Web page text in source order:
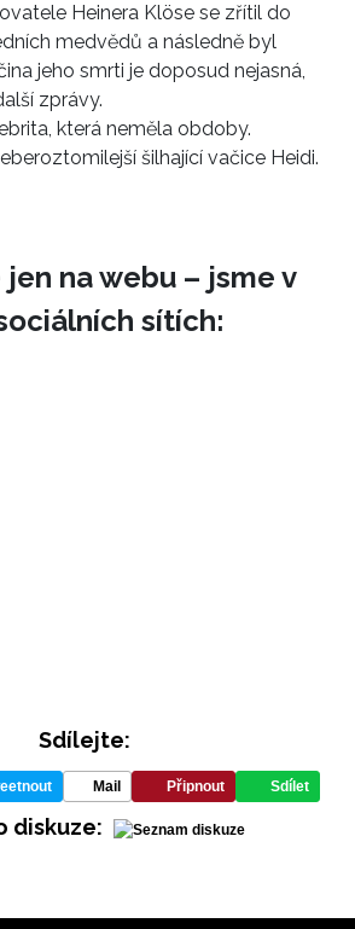
Heinera Klöse se zřítil do
medvědů a následně byl
jeho smrti je doposud nejasná,
zprávy.
která neměla obdoby.
šilhající vačice Heidi.
jen na webu – jsme v
sítích:
Sdílejte:
Mail Připnout Sdílet
diskuze: